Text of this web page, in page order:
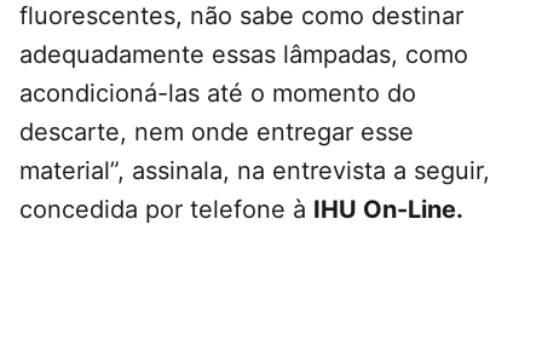
fluorescentes, não sabe como destinar
adequadamente essas lâmpadas, como
acondicioná-las até o momento do
descarte, nem onde entregar esse
material”, assinala, na entrevista a seguir,
concedida por telefone à IHU On-Line.